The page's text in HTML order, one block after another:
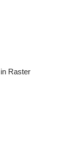
Raster